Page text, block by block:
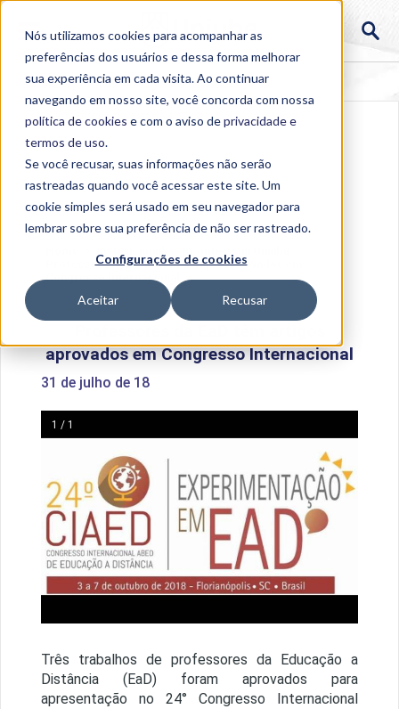
Nós utilizamos cookies para acompanhar as
preferências dos usuários e dessa forma melhorar
sua experiência em cada visita. Ao continuar
navegando em nosso site, você concorda com nossa
política de cookies e com o aviso deprivacidade e
termos de uso.
Se você recusar, suas informações não serão
rastreadas quando você acessar este site. Um
cookie simples será usado em seu navegador para
lembrar sobre sua preferência de não ser rastreado.
Configurações de cookies
Aceitar Recusar
Professores da EaD têm artigos aprovados em
Congresso Internacional
aprovados em Congresso Internacional
31 de julho de 18
1 / 1
Três trabalhos de professores da Educação a
Distância (EaD) foram aprovados para
apresentação no 24° Congresso Internacional